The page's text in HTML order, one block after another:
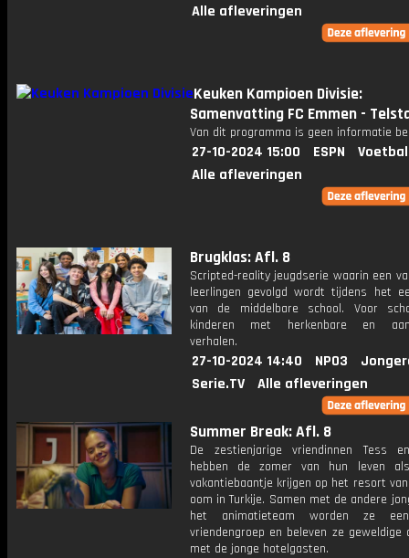
Alle afleveringen
Keuken Kampioen Divisie:
Samenvatting FC Emmen -
Van dit programma is geen informatie
27-10-2024 15:00 ESPN
Alle afleveringen
Brugklas: Afl. 8
Scripted-reality jeugdserie waarin een
leerlingen gevolgd wordt tijdens het
van de middelbare school. Voor
kinderen met herkenbare en
verhalen.
27-10-2024 14:40 NPO3
Serie.TV
Alle afleveringen
Summer Break: Afl. 8
De zestienjarige vriendinnen Tess
hebben de zomer van hun leven
vakantiebaantje krijgen op het resort
oom in Turkije. Samen met de andere
het animatieteam worden ze
vriendengroep en beleven ze geweldige
met de jonge hotelgasten.